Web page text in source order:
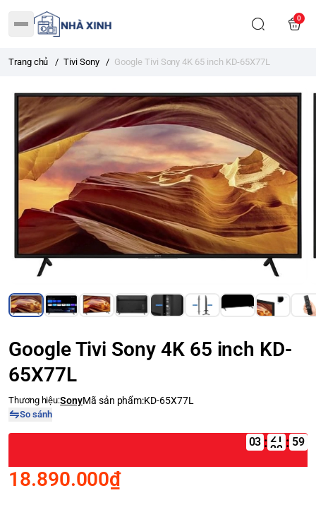
0
Trang chủ / Tivi Sony / Google Tivi Sony 4K 65 inch KD-65X77L
Google Tivi Sony 4K 65 inch KD-
65X77L
Thương hiệu:SonyMã sản phẩm:KD-65X77L
So sánh
03 : :
18.890.000₫